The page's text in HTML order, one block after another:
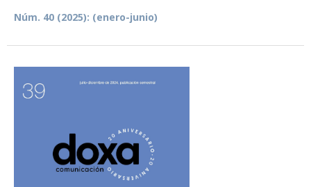
Núm. 40 (2025): (enero-junio)